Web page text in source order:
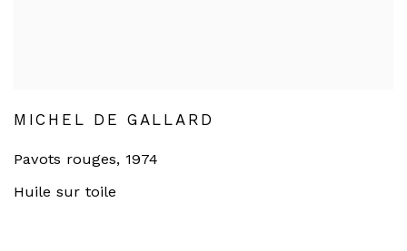
MICHEL DE GALLARD
Pavots rouges, 1974
Huile sur toile